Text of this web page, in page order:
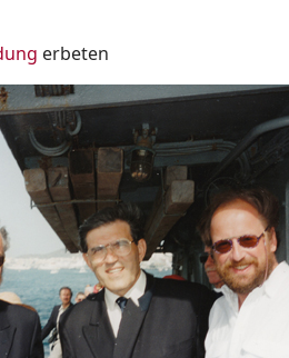
erbeten